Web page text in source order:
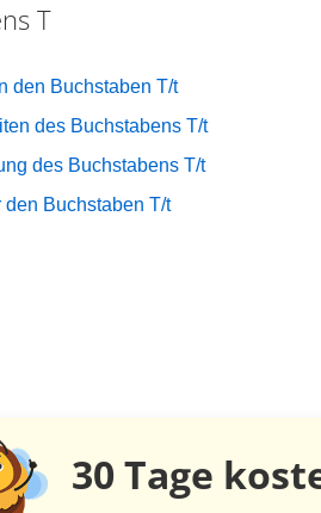
T
den Buchstaben T/t
des Buchstabens T/t
des Buchstabens T/t
den Buchstaben T/t
30 Tage